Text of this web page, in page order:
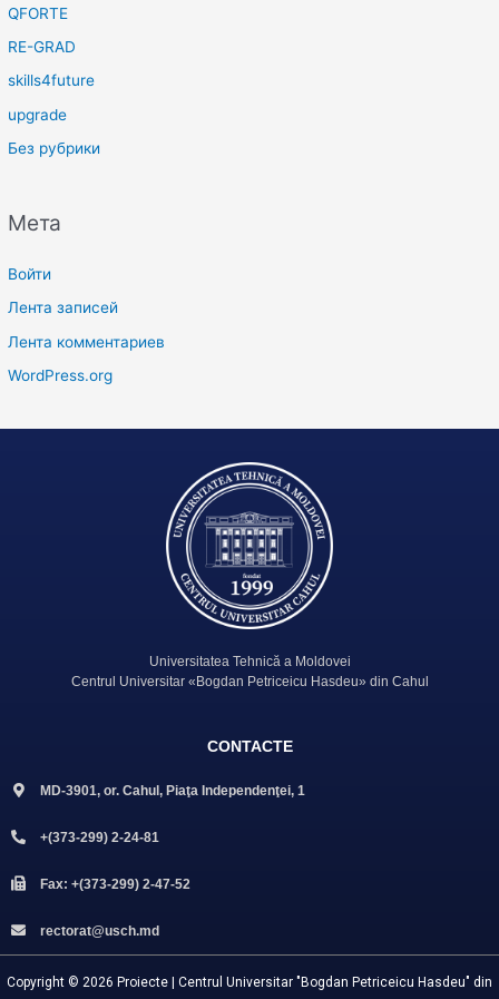
QFORTE
RE-GRAD
skills4future
upgrade
Без рубрики
Мета
Войти
Лента записей
Лента комментариев
WordPress.org
Universitatea Tehnică a Moldovei
Centrul Universitar «Bogdan Petriceicu Hasdeu» din Cahul
CONTACTE
MD-3901, or. Cahul, Piaţa Independenţei, 1
+(373-299) 2-24-81
Fax: +(373-299) 2-47-52
rectorat@usch.md
Copyright © 2026 Proiecte | Centrul Universitar "Bogdan Petriceicu Hasdeu" din